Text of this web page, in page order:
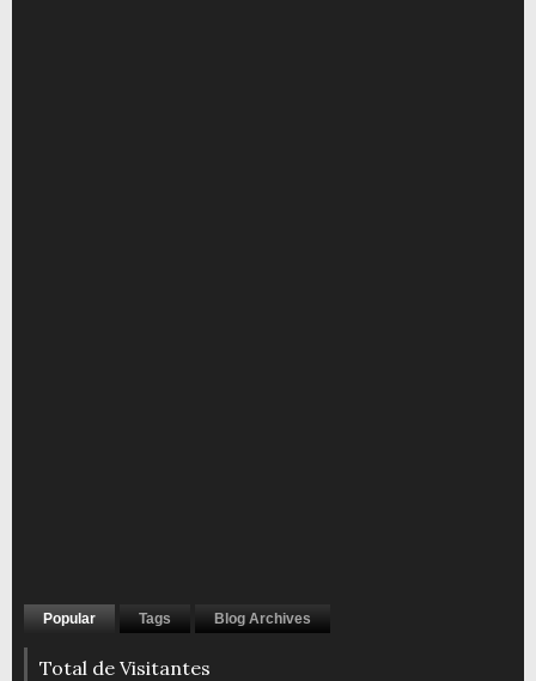
Popular Tags Blog Archives
Total de Visitantes